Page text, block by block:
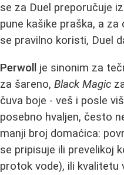
se za Duel preporučuje
pune kašike praška, a
se pravilno koristi, Duel
Perwoll je sinonim za
za šareno,Black Magic
čuva boje - veš i posle
posebno hvaljen, često
manji broj domaćica:
se pripisuje ili prevelikoj
protok vode), ili kvalitetu